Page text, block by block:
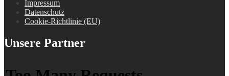
Impressum
Datenschutz
Cookie-Richtlinie (EU)
Unsere Partner